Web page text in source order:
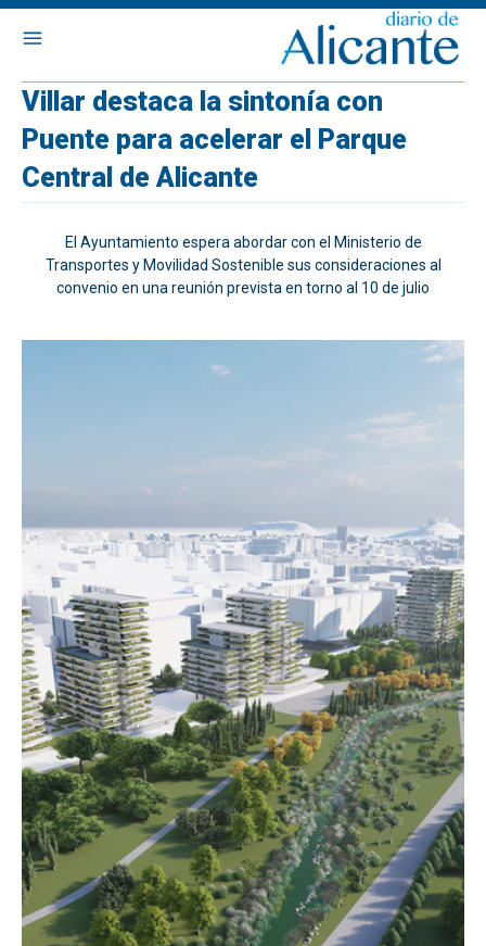
Villar destaca la sintonía con
Puente para acelerar el Parque
Central de Alicante
El Ayuntamiento espera abordar con el Ministerio de
Transportes y Movilidad Sostenible sus consideraciones al
convenio en una reunión prevista en torno al 10 de julio